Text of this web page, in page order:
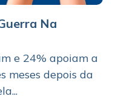
Na
e 24% apoiam a
meses depois da